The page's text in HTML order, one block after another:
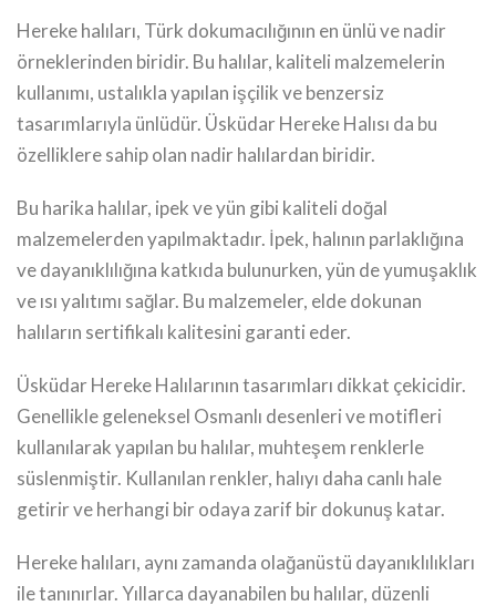
Hereke halıları, Türk dokumacılığının en ünlü ve nadir
örneklerinden biridir. Bu halılar, kaliteli malzemelerin
kullanımı, ustalıkla yapılan işçilik ve benzersiz
tasarımlarıyla ünlüdür. Üsküdar Hereke Halısı da bu
özelliklere sahip olan nadir halılardan biridir.
Bu harika halılar, ipek ve yün gibi kaliteli doğal
malzemelerden yapılmaktadır. İpek, halının parlaklığına
ve dayanıklılığına katkıda bulunurken, yün de yumuşaklık
ve ısı yalıtımı sağlar. Bu malzemeler, elde dokunan
halıların sertifikalı kalitesini garanti eder.
Üsküdar Hereke Halılarının tasarımları dikkat çekicidir.
Genellikle geleneksel Osmanlı desenleri ve motifleri
kullanılarak yapılan bu halılar, muhteşem renklerle
süslenmiştir. Kullanılan renkler, halıyı daha canlı hale
getirir ve herhangi bir odaya zarif bir dokunuş katar.
Hereke halıları, aynı zamanda olağanüstü dayanıklılıkları
ile tanınırlar. Yıllarca dayanabilen bu halılar, düzenli